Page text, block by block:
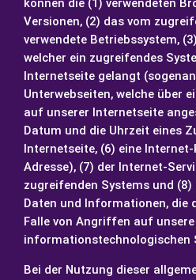
können die (1) verwendeten
Versionen, (2) das vom
verwendete Betriebssystem,
welcher ein zugreifendes
Internetseite gelangt
Unterwebseiten, welche über
auf unserer Internetseite
Datum und die Uhrzeit eines
Internetseite, (6) eine
Adresse), (7) der Internet-
zugreifenden Systems und
Daten und Informationen, die
Falle von Angriffen auf unsere
informationstechnologischen
Bei der Nutzung dieser